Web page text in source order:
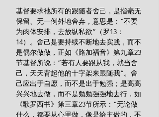
基督要求祂所有的跟随者舍己，是指毫无
保留、无一例外地舍弃，意思是：“不要
为肉体安排，去放纵私欲”（罗13：
14）。舍己是要持续不断地去实践，而不
是偶尔做做，正如《路加福音》第九章23
节基督所说：“若有人要跟从我，就当舍
己，天天背起他的十字架来跟随我”。舍
己应出于自愿，而不是出于勉强；是高高
兴兴地去做，而不是勉勉强强地去行，如
《歌罗西书》第三章23节所示：“无论做
什么，都要从心里做，像是给主做的，不